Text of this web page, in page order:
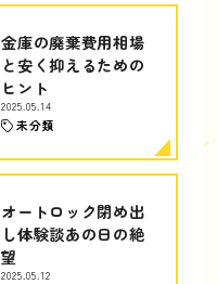
金庫の廃棄費用相場
と安く抑えるための
ヒント
2025.05.14
未分類
オートロック閉め出
し体験談あの日の絶
望
2025.05.12